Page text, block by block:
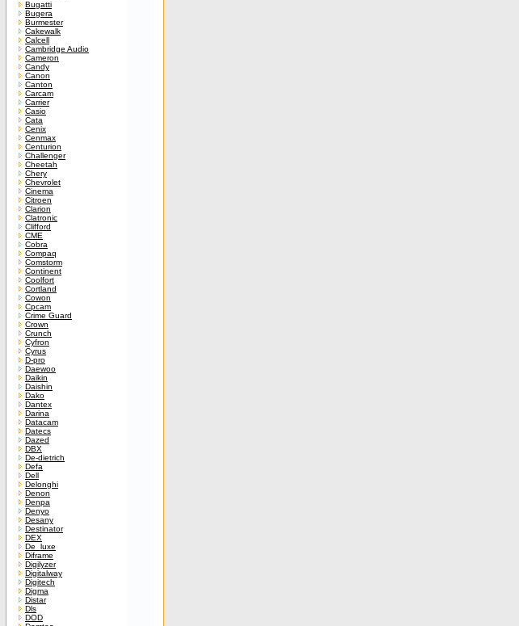
Bugatti
Bugera
Burmester
Cakewalk
Calcell
Cambridge Audio
Cameron
Candy
Canon
Canton
Carcam
Carrier
Casio
Cata
Cenix
Cenmax
Centurion
Challenger
Cheetah
Chery
Chevrolet
Cinema
Citroen
Clarion
Clatronic
Clifford
CME
Cobra
Compaq
Comstorm
Continent
Coolfort
Cortland
Cowon
Cpcam
Crime Guard
Crown
Crunch
Cyfron
Cyrus
D-pro
Daewoo
Daikin
Daishin
Dako
Dantex
Darina
Datacam
Datecs
Dazed
DBX
De-dietrich
Defa
Dell
Delonghi
Denon
Denpa
Denyo
Desany
Destinator
DEX
De_luxe
Diframe
Digilyzer
Digitalway
Digitech
Digma
Distar
Dls
DOD